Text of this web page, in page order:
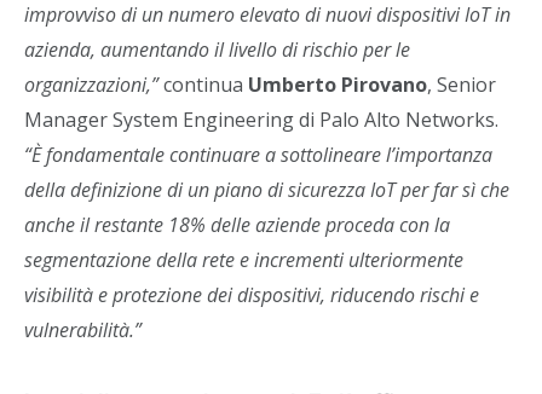
improvviso di un numero elevato di nuovi dispositivi IoT in
azienda, aumentando il livello di rischio per le
organizzazioni,”continua Umberto Pirovano, Senior
Manager System Engineering di Palo Alto Networks.
“È fondamentale continuare a sottolineare l’importanza
della definizione di un piano di sicurezza IoT per far sì che
anche il restante 18% delle aziende proceda con la
segmentazione della rete e incrementi ulteriormente
visibilità e protezione dei dispositivi, riducendo rischi e
vulnerabilità.”